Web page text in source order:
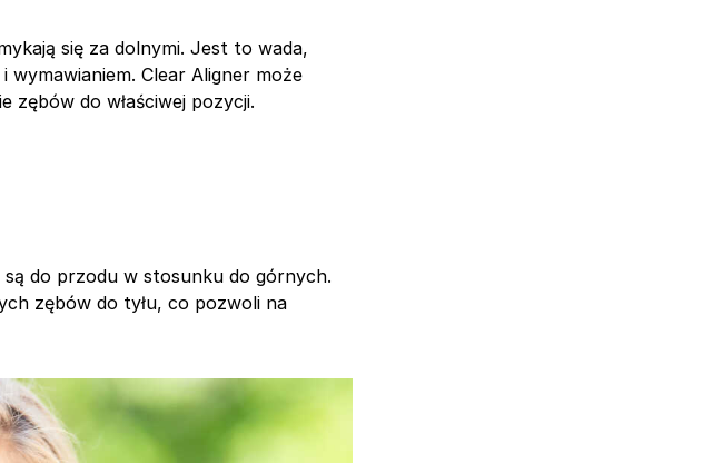
się za dolnymi. Jest to wada,
Clear Aligner może
zębów do właściwej pozycji.
do przodu w stosunku do górnych.
zębów do tyłu, co pozwoli na